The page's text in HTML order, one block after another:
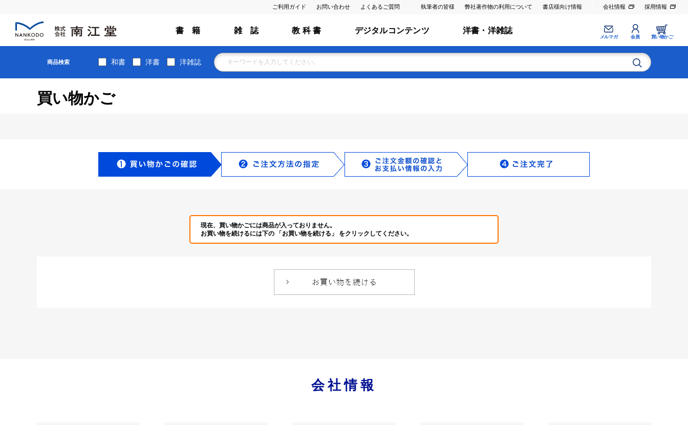
ご利用ガイド お問い合わせ よくあるご質問 執筆者の皆様 弊社著作物の利用について 書店様向け情報 会社情報 採用情報
書 籍 雑 誌 教 科 書 デジタルコンテンツ 洋書・洋雑誌
メルマガ 会員 買い物かご
商品検索 和書 洋書 洋雑誌
買い物かご
現在、買い物かごには商品が入っておりません。
お買い物を続けるには下の 「お買い物を続ける」 をクリックしてください。
会社情報